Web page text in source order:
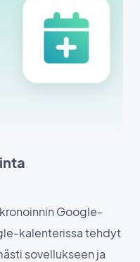
Google-
kalenterissa tehdyt
sovellukseen ja